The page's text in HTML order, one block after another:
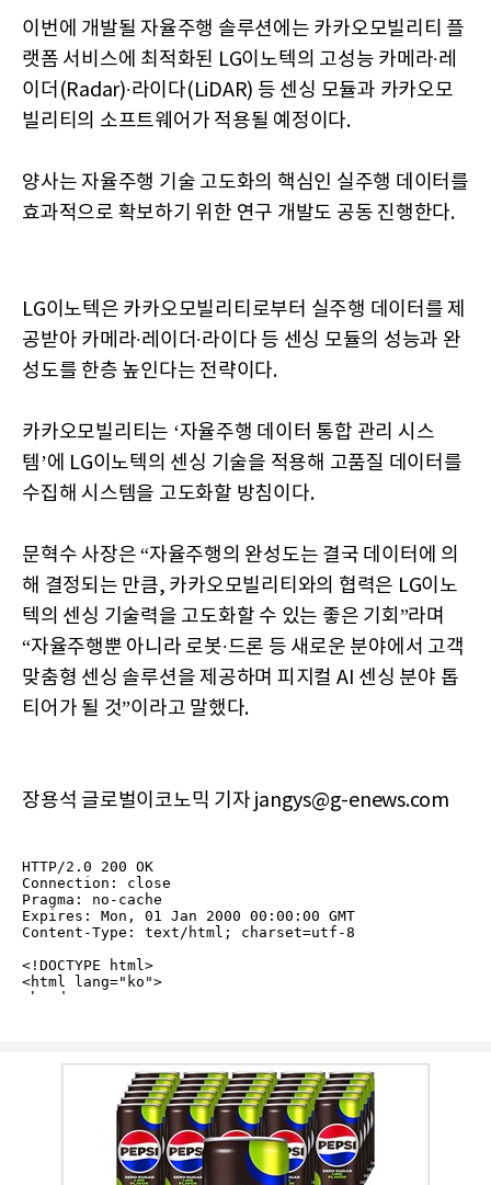
이번에 개발될 자율주행 솔루션에는 카카오모빌리티 플
랫폼 서비스에 최적화된 LG이노텍의 고성능 카메라∙레
이더(Radar)∙라이다(LiDAR) 등 센싱 모듈과 카카오모
빌리티의 소프트웨어가 적용될 예정이다.
양사는 자율주행 기술 고도화의 핵심인 실주행 데이터를
효과적으로 확보하기 위한 연구 개발도 공동 진행한다.
LG이노텍은 카카오모빌리티로부터 실주행 데이터를 제
공받아 카메라∙레이더∙라이다 등 센싱 모듈의 성능과 완
성도를 한층 높인다는 전략이다.
카카오모빌리티는 ‘자율주행 데이터 통합 관리 시스
템’에 LG이노텍의 센싱 기술을 적용해 고품질 데이터를
수집해 시스템을 고도화할 방침이다.
문혁수 사장은 “자율주행의 완성도는 결국 데이터에 의
해 결정되는 만큼, 카카오모빌리티와의 협력은 LG이노
텍의 센싱 기술력을 고도화할 수 있는 좋은 기회”라며
“자율주행뿐 아니라 로봇∙드론 등 새로운 분야에서 고객
맞춤형 센싱 솔루션을 제공하며 피지컬 AI 센싱 분야 톱
티어가 될 것”이라고 말했다.
장용석 글로벌이코노믹 기자 jangys@g-enews.com